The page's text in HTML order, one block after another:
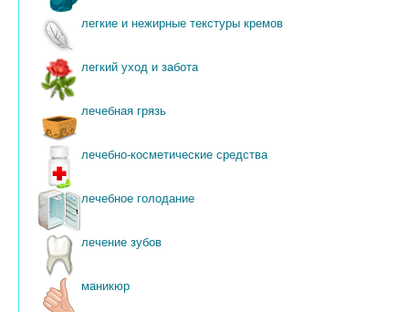
легкие и нежирные текстуры кремов
легкий уход и забота
лечебная грязь
лечебно-косметические средства
лечебное голодание
лечение зубов
маникюр